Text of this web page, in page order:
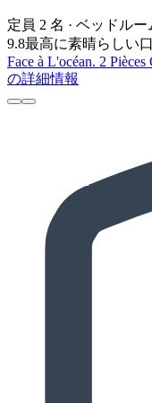
定員 2 名 · ベッドル
9.8最高に素晴らしい
Face à L'océan. 2
の詳細情報